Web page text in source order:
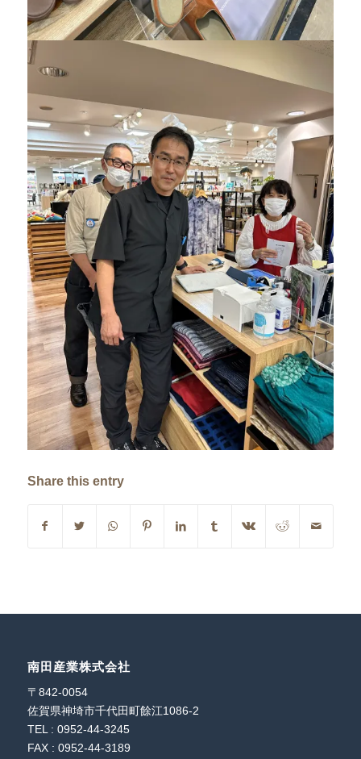
Share this entry
南田産業株式会社
〒842-0054
佐賀県神埼市千代田町餘江1086-2
TEL : 0952-44-3245
FAX : 0952-44-3189